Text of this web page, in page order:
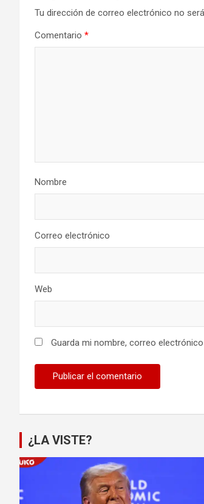
Tu dirección de correo electrónico no
Comentario *
Nombre
Correo electrónico
Web
Guarda mi nombre, correo
¿LA VISTE?